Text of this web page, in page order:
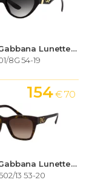
Dolce & Gabbana Lunettes de soleil Femme
8G 54-19
Dolce & Gabbana Lunettes de soleil Femme
13 53-20
154 € 70